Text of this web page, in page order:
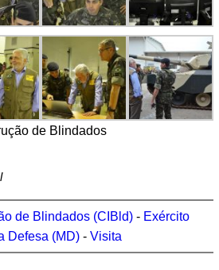
de Blindados
de Blindados (CIBld) - Exército
Defesa (MD) - Visita